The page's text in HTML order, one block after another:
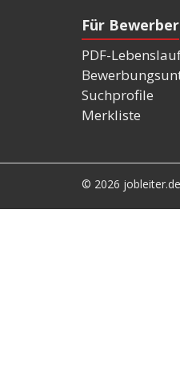
Für Bewerber
PDF-
Suchprofile
Merkliste
© 2026 jobleiter.de